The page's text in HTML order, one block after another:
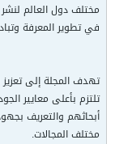
مختلف دول العالم
في تطوير المعرفة
تهدف المجلة إلى
تلتزم بأعلى معايير
أبحاثهم والتعريف
مختلف المجالات.